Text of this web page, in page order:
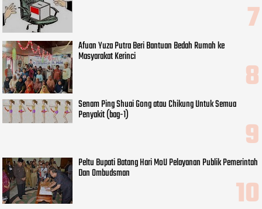
Afuan Yuza Putra Beri Bantuan Bedah Rumah ke
Masyarakat Kerinci
Senam Ping Shuai Gong atau Chikung Untuk Semua
Penyakit (bag-1)
Peltu Bupati Batang Hari MoU Pelayanan Publik Pemerintah
Dan Ombudsman